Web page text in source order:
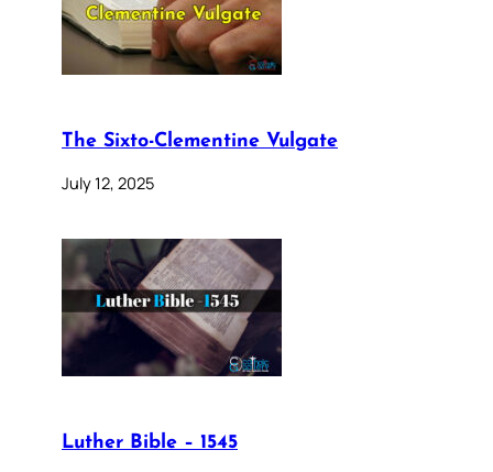
The Sixto-Clementine Vulgate
July 12, 2025
Luther Bible – 1545